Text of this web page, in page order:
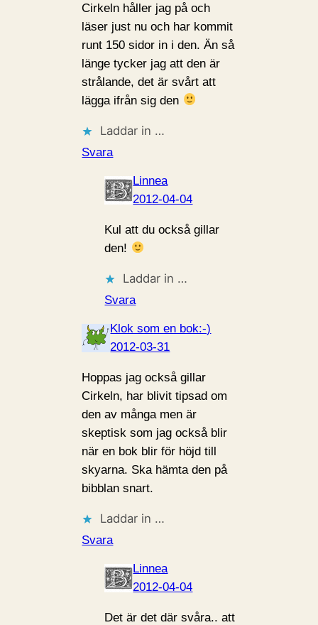
Cirkeln håller jag på och
läser just nu och har kommit
runt 150 sidor in i den. Än så
länge tycker jag att den är
strålande, det är svårt att
lägga ifrån sig den
Laddar in …
Svara
Linnea
2012-04-04
Kul att du också gillar
den!
Laddar in …
Svara
Klok som en bok:-)
2012-03-31
Hoppas jag också gillar
Cirkeln, har blivit tipsad om
den av många men är
skeptisk som jag också blir
när en bok blir för höjd till
skyarna. Ska hämta den på
bibblan snart.
Laddar in …
Svara
Linnea
2012-04-04
Det är det där svåra.. att